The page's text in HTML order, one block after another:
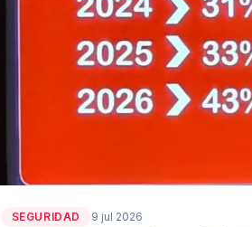
SEGURIDAD 9 jul 2026